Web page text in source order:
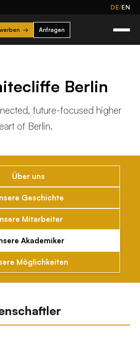
DE/EN
→ Anfragen
Berlin
future-focused higher
of Berlin.
Über uns
Geschichte
Mitarbeiter
Akademiker
Möglichkeiten